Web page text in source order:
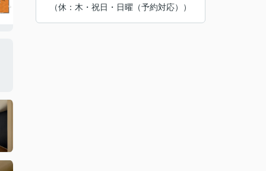
（休：木・祝日・日曜（予約対応））